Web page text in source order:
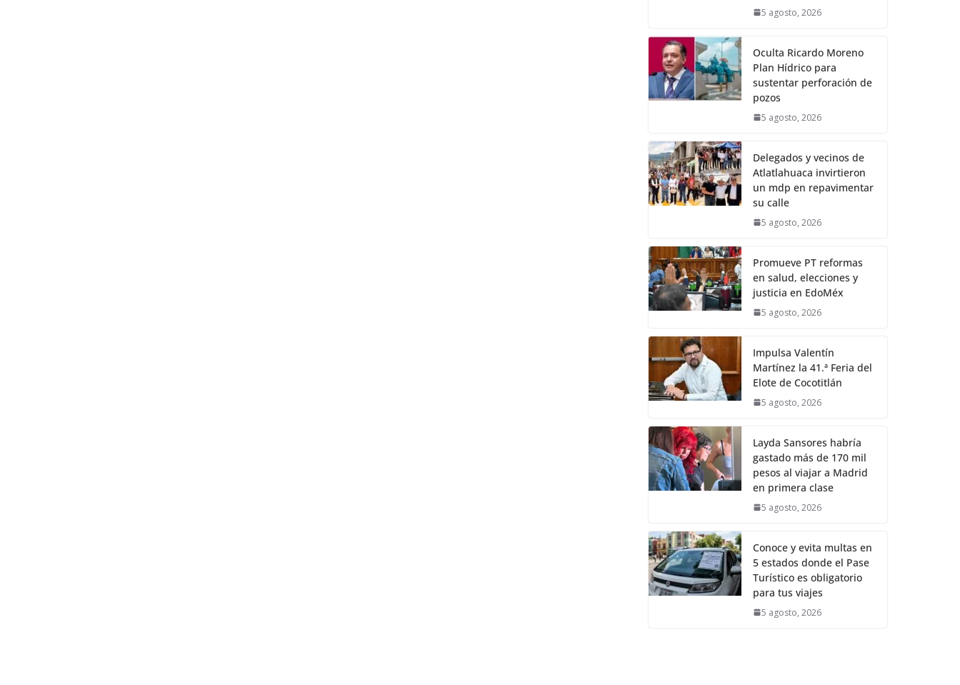
5 agosto, 2026
Oculta Ricardo Moreno
Plan Hídrico para
sustentar perforación de
pozos
5 agosto, 2026
Delegados y vecinos de
Atlatlahuaca invirtieron
un mdp en repavimentar
su calle
5 agosto, 2026
Promueve PT reformas
en salud, elecciones y
justicia en EdoMéx
5 agosto, 2026
Impulsa Valentín
Martínez la 41.ª Feria del
Elote de Cocotitlán
5 agosto, 2026
Layda Sansores habría
gastado más de 170 mil
pesos al viajar a Madrid
en primera clase
5 agosto, 2026
Conoce y evita multas en
5 estados donde el Pase
Turístico es obligatorio
para tus viajes
5 agosto, 2026